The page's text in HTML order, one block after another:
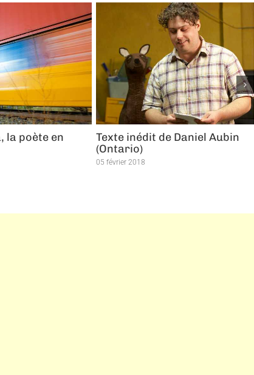
la poète en
Texte inédit de Daniel Aubin
(Ontario)
05 février 2018